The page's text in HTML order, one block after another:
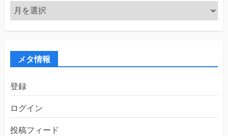
ア
ー
カ
メタ情報
登録
ログイン
投稿フィード